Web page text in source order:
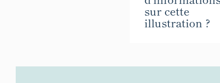
sur cette
illustration ?